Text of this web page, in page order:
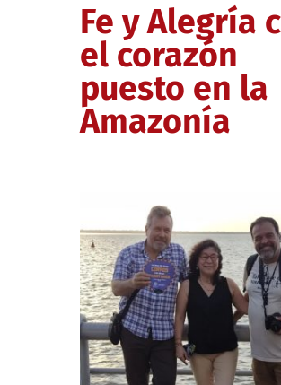
Fe y Alegría
el corazón
puesto en la
Amazonía